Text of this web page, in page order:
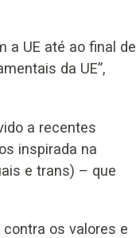
a UE até ao final de
da UE”,
a recentes
inspirada na
e trans) – que
os valores e